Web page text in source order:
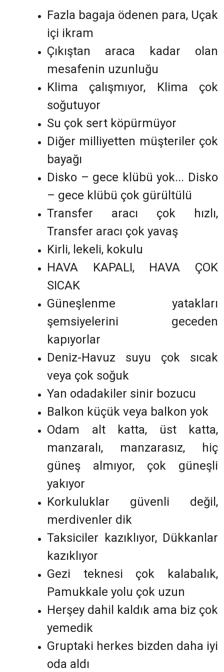
Fazla bagaja ödenen para, Uçak
içi ikram
Çıkıştan araca kadar olan
mesafenin uzunluğu
Klima çalışmıyor, Klima çok
soğutuyor
Su çok sert köpürmüyor
Diğer milliyetten müşteriler çok
bayağı
Disko – gece klübü yok... Disko
– gece klübü çok gürültülü
Transfer aracı çok hızlı,
Transfer aracı çok yavaş
Kirli, lekeli, kokulu
HAVA KAPALI, HAVA ÇOK
SICAK
Güneşlenme yatakları
şemsiyelerini geceden
kapıyorlar
Deniz-Havuz suyu çok sıcak
veya çok soğuk
Yan odadakiler sinir bozucu
Balkon küçük veya balkon yok
Odam alt katta, üst katta,
manzaralı, manzarasız, hiç
güneş almıyor, çok güneşli
yakıyor
Korkuluklar güvenli değil,
merdivenler dik
Taksiciler kazıklıyor, Dükkanlar
kazıklıyor
Gezi teknesi çok kalabalık,
Pamukkale yolu çok uzun
Herşey dahil kaldık ama biz çok
yemedik
Gruptaki herkes bizden daha iyi
oda aldı